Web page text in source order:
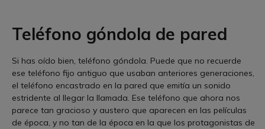
Teléfono góndola de pared
Si has oído bien, teléfono góndola. Puede que no recuerde
ese teléfono fijo antiguo que usaban anteriores generaciones,
el teléfono encastrado en la pared que emitía un sonido
estridente al llegar la llamada. Ese teléfono que ahora nos
parece tan gracioso y austero que aparecen en las películas
de época, y no tan de la época en la que los protagonistas de